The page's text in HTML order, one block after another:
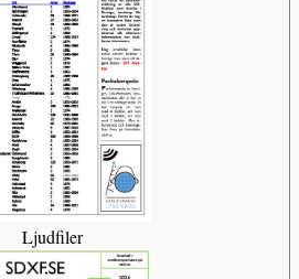
Ljudfiler